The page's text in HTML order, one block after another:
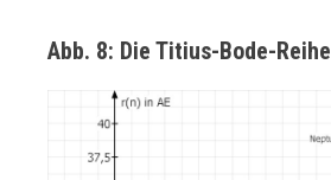
Abb. 8: Die Titius-Bode-Reihe